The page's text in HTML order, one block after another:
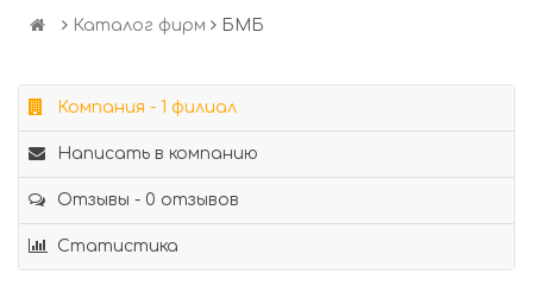
Каталог фирм БМБ
Компания - 1 филиал
Написать в компанию
Отзывы - 0 отзывов
Статистика